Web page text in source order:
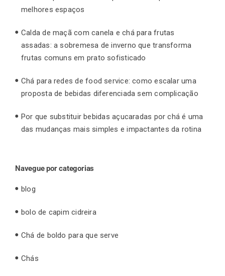
melhores espaços
Calda de maçã com canela e chá para frutas
assadas: a sobremesa de inverno que transforma
frutas comuns em prato sofisticado
Chá para redes de food service: como escalar uma
proposta de bebidas diferenciada sem complicação
Por que substituir bebidas açucaradas por chá é uma
das mudanças mais simples e impactantes da rotina
Navegue por categorias
blog
bolo de capim cidreira
Chá de boldo para que serve
Chás